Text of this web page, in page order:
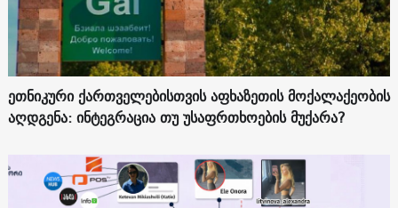
ეთნიკური ქართველებისთვის აფხაზეთის მოქალაქეობის
აღდგენა: ინტეგრაცია თუ უსაფრთხოების მუქარა?